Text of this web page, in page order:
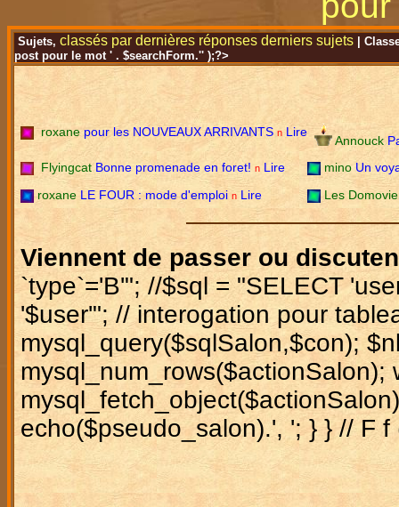
Sujets, classés par dernières réponses derniers sujets |
post pour le mot ' . $searchForm.'' );?>
roxanepour les NOUVEAUX ARRIVANTS n Lire
Annouck
Flyingcat Bonne promenade en foret! n Lire mino Un
roxane LE FOUR : mode d'emploi n Lire Les
Viennent de passer ou
`type`='B'"; //$sql = "SELECT
'$user'"; // interogation pour
mysql_query($sqlSalon,$con);
mysql_num_rows($actionSalon);
echo($pseudo_salon).', '; } } // F